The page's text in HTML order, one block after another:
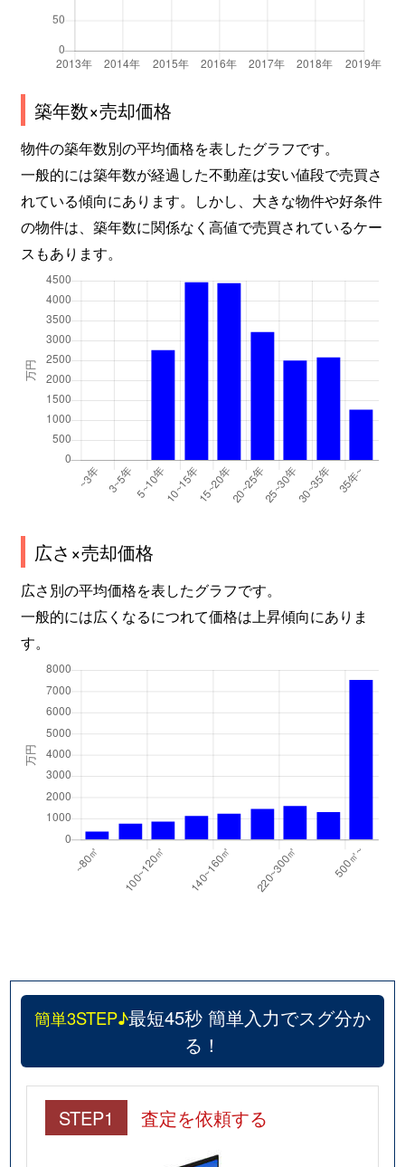
築年数×売却価格
物件の築年数別の平均価格を表したグラフです。
一般的には築年数が経過した不動産は安い値段で売買さ
れている傾向にあります。しかし、大きな物件や好条件
の物件は、築年数に関係なく高値で売買されているケー
スもあります。
広さ×売却価格
広さ別の平均価格を表したグラフです。
一般的には広くなるにつれて価格は上昇傾向にありま
す。
簡単3STEP♪最短45秒 簡単入力でスグ分か
る！
STEP1 査定を依頼する